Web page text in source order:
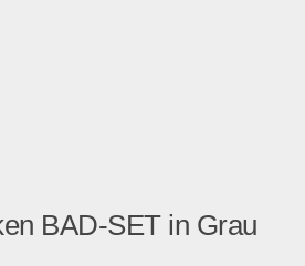
BAD-SET in Grau